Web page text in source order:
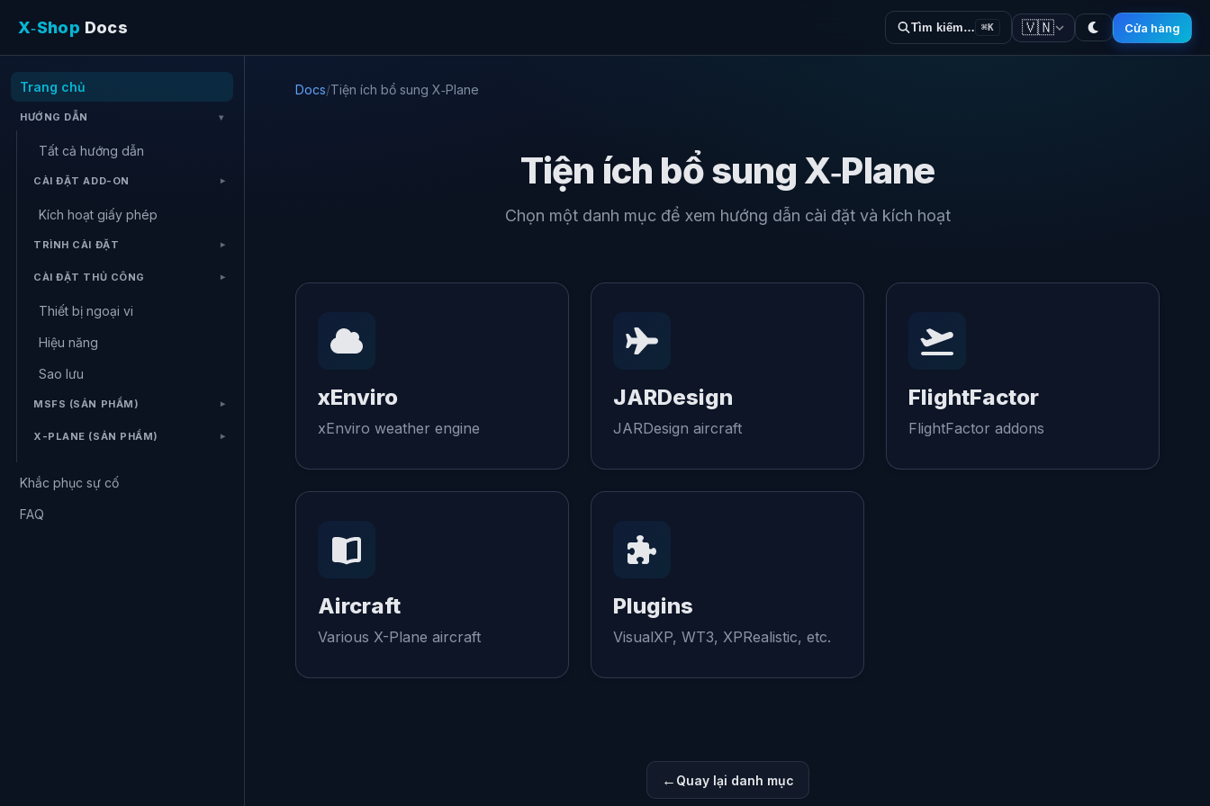
X‑Shop Docs Tìm kiếm… ⌘K 🇻🇳 Cửa hàng
Trang chủ
HƯỚNG DẪN
Tất cả hướng dẫn
CÀI ĐẶT ADD-ON
Kích hoạt giấy phép
TRÌNH CÀI ĐẶT
CÀI ĐẶT THỦ CÔNG
Thiết bị ngoại vi
Hiệu năng
Sao lưu
MSFS (SẢN PHẨM)
X-PLANE (SẢN PHẨM)
Khắc phục sự cố
FAQ
Docs/Tiện ích bổ sung X‑Plane
Tiện ích bổ sung X‑Plane
Chọn một danh mục để xem hướng dẫn cài đặt và kích hoạt
xEnviro
xEnviro weather engine
JARDesign
JARDesign aircraft
FlightFactor
FlightFactor addons
Aircraft
Various X-Plane aircraft
Plugins
VisualXP, WT3, XPRealistic, etc.
Quay lại danh mục